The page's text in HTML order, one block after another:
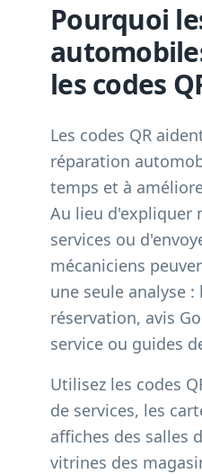
Pourquoi
les codes
Les codes QR
réparation
temps et à
Au lieu d'expliquer
services ou
mécaniciens
une seule analyse :
réservation, avis
service ou guides
Utilisez les codes
de services, les
affiches des salles
vitrines des